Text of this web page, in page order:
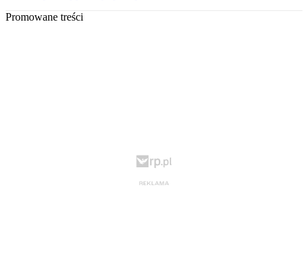
Promowane treści